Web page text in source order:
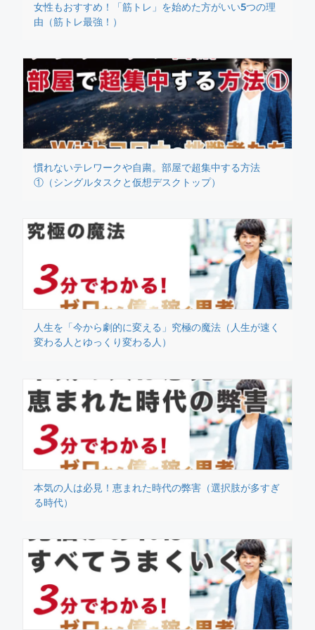
女性もおすすめ！「筋トレ」を始めた方がいい5つの理
由（筋トレ最強！）
慣れないテレワークや自粛。部屋で超集中する方法
①（シングルタスクと仮想デスクトップ）
人生を「今から劇的に変える」究極の魔法（人生が速く
変わる人とゆっくり変わる人）
本気の人は必見！恵まれた時代の弊害（選択肢が多すぎ
る時代）